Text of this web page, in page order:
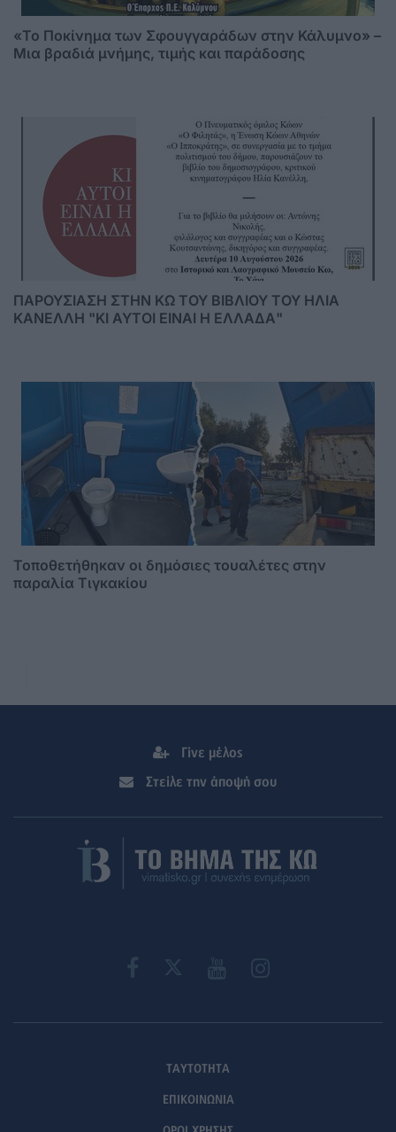
«Το Ποκίνημα των Σφουγγαράδων στην Κάλυμνο» –
Μια βραδιά μνήμης, τιμής και παράδοσης
ΠΑΡΟΥΣΙΑΣΗ ΣΤΗΝ ΚΩ ΤΟΥ ΒΙΒΛΙΟΥ ΤΟΥ ΗΛΙΑ
ΚΑΝΕΛΛΗ "ΚΙ ΑΥΤΟΙ ΕΙΝΑΙ Η ΕΛΛΑΔΑ"
Τοποθετήθηκαν οι δημόσιες τουαλέτες στην
παραλία Τιγκακίου
Γίνε μέλος
Στείλε την άποψή σου
ΤΑΥΤΟΤΗΤΑ
ΕΠΙΚΟΙΝΩΝΙΑ